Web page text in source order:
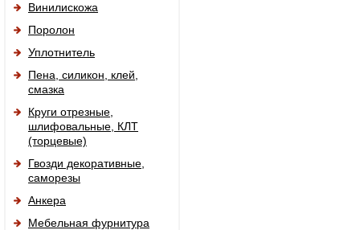
Винилискожа
Поролон
Уплотнитель
Пена, силикон, клей,
смазка
Круги отрезные,
шлифовальные, КЛТ
(торцевые)
Гвозди декоративные,
саморезы
Анкера
Мебельная фурнитура